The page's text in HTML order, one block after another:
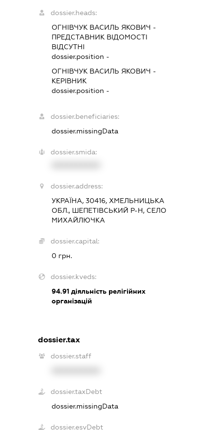
dossier.heads:
ОГНІВЧУК ВАСИЛЬ ЯКОВИЧ -
ПРЕДСТАВНИК ВІДОМОСТІ
ВІДСУТНІ
dossier.position -
ОГНІВЧУК ВАСИЛЬ ЯКОВИЧ -
КЕРІВНИК
dossier.position -
dossier.beneficiaries:
dossier.missingData
dossier.smida:
dossier.address:
УКРАЇНА, 30416, ХМЕЛЬНИЦЬКА
ОБЛ., ШЕПЕТІВСЬКИЙ Р-Н, СЕЛО
МИХАЙЛЮЧКА
dossier.capital:
0 грн.
dossier.kveds:
94.91 діяльність релігійних
організацій
dossier.tax
dossier.staff
dossier.taxDebt
dossier.missingData
dossier.esvDebt